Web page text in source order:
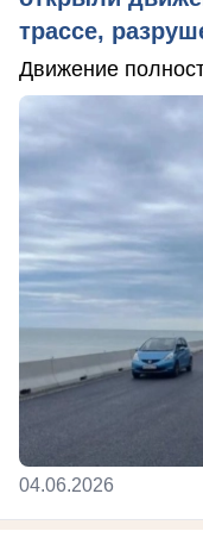
трассе,
Движение
04.06.2026